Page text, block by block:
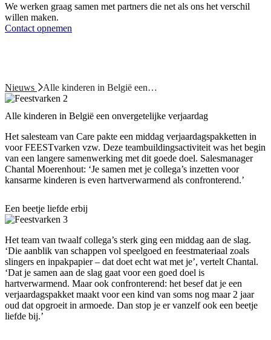
We werken graag samen met partners die net als ons het verschil
willen maken.
Contact opnemen
Nieuws Alle kinderen in België een…
Alle kinderen in België een onvergetelijke verjaardag
Het salesteam van Care pakte een middag verjaardagspakketten in
voor FEESTvarken vzw. Deze teambuildingsactiviteit was het begin
van een langere samenwerking met dit goede doel. Salesmanager
Chantal Moerenhout: ‘Je samen met je collega’s inzetten voor
kansarme kinderen is even hartverwarmend als confronterend.’
Een beetje liefde erbij
Het team van twaalf collega’s sterk ging een middag aan de slag.
‘Die aanblik van schappen vol speelgoed en feestmateriaal zoals
slingers en inpakpapier – dat doet echt wat met je’, vertelt Chantal.
‘Dat je samen aan de slag gaat voor een goed doel is
hartverwarmend. Maar ook confronterend: het besef dat je een
verjaardagspakket maakt voor een kind van soms nog maar 2 jaar
oud dat opgroeit in armoede. Dan stop je er vanzelf ook een beetje
liefde bij.’